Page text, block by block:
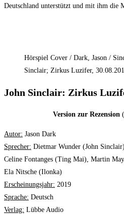
Deutschland unterstützt und mit ihm die
Hörspiel Cover / Dark, Jason /
Sinclair; Zirkus Luzifer,
John Sinclair: Zirkus
Version zur Rezension
Autor: Jason Dark
Sprecher: Dietmar Wunder (John
Celine Fontanges (Ting Mai), Martin
Ela Nitsche (Ilonka)
Erscheinungsjahr: 2019
Sprache: Deutsch
Verlag: Lübbe Audio